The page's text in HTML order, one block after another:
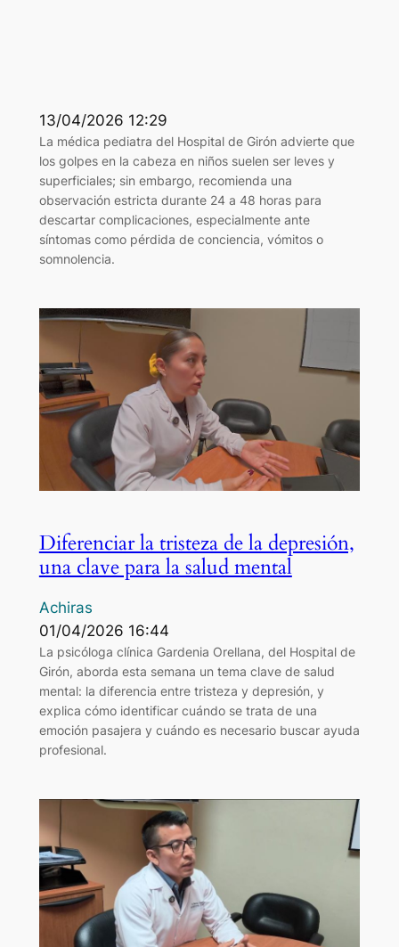
13/04/2026 12:29
La médica pediatra del Hospital de Girón advierte que
los golpes en la cabeza en niños suelen ser leves y
superficiales; sin embargo, recomienda una
observación estricta durante 24 a 48 horas para
descartar complicaciones, especialmente ante
síntomas como pérdida de conciencia, vómitos o
somnolencia.
Diferenciar la tristeza de la depresión,
una clave para la salud mental
Achiras
01/04/2026 16:44
La psicóloga clínica Gardenia Orellana, del Hospital de
Girón, aborda esta semana un tema clave de salud
mental: la diferencia entre tristeza y depresión, y
explica cómo identificar cuándo se trata de una
emoción pasajera y cuándo es necesario buscar ayuda
profesional.